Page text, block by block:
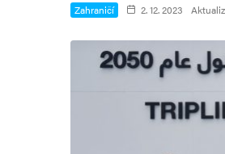
Zahraničí 2. 12. 2023